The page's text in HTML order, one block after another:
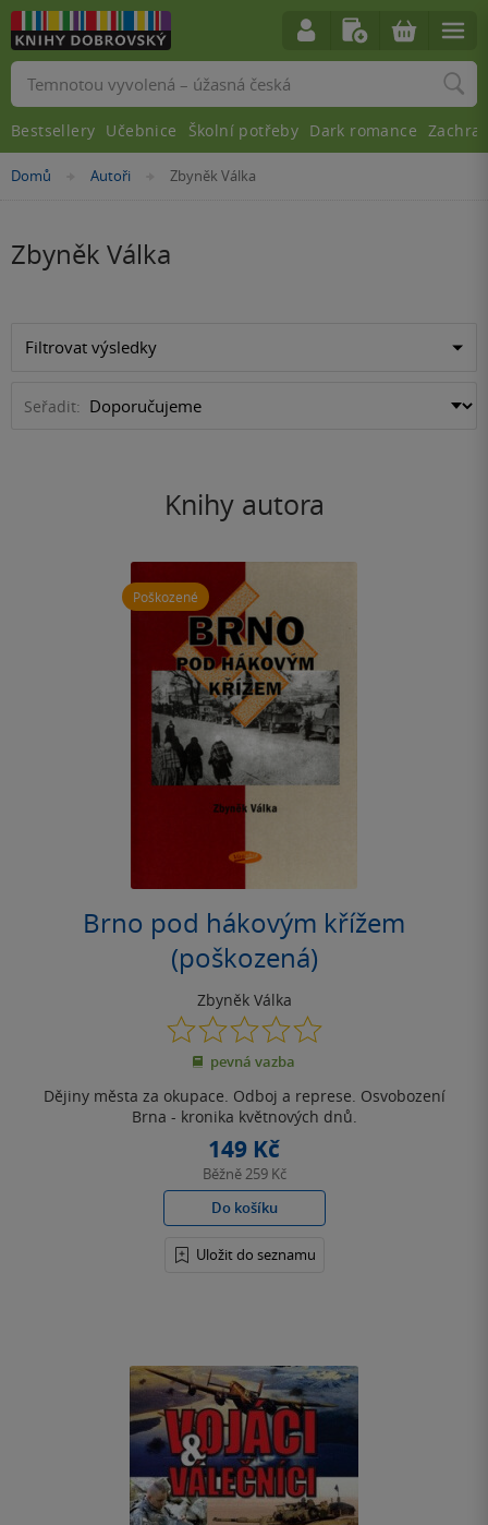
Nacházíte
Domů »Autoři »
Zbyněk Válka
Zbyněk Válka
Filtrovat výsledky
Seřadit:
Knihy autora
Poškozené
Brno pod hákovým křížem
(poškozená)
Zbyněk Válka
0.0
z
5
pevná vazba
Dějiny města za okupace. Odboj a represe. Osvobození
Brna - kronika květnových dnů.
149 Kč
Běžně259 Kč
Do košíku
Uložit do seznamu
Vyhledávání
Bestsellery Učebnice Školní potřeby Dark romance